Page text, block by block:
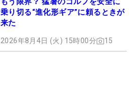
乗り切る“進化形ギア”に頼るときが
来た
2026年8月4日 (火) 15時00分 15